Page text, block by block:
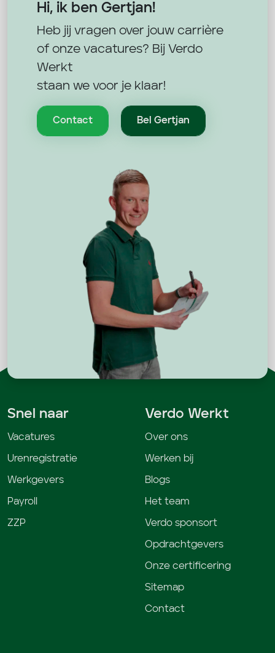
Hi, ik ben Gertjan!
Heb jij vragen over jouw carrière
of onze vacatures? Bij Verdo
Werkt
staan we voor je klaar!
Contact Bel Gertjan
Snel naar
Vacatures
Urenregistratie
Werkgevers
Payroll
ZZP
Verdo Werkt
Over ons
Werken bij
Blogs
Het team
Verdo sponsort
Opdrachtgevers
Onze certificering
Sitemap
Contact